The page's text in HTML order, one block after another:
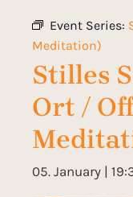
Event Series:
Meditation)
Stilles
Ort /
05. January |